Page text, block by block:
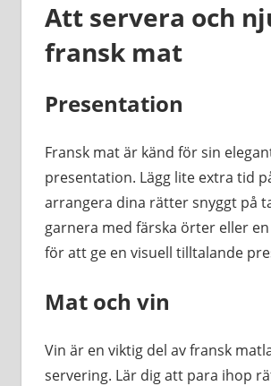
Att servera och
fransk mat
Presentation
Fransk mat är känd för sin
presentation. Lägg lite extra tid
arrangera dina rätter snyggt på
garnera med färska örter eller en
för att ge en visuell tilltalande
Mat och vin
Vin är en viktig del av fransk
servering. Lär dig att para ihop